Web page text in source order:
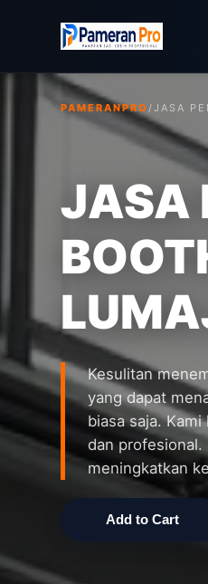
PAMERANPRO/JASA
JASA
Kesulitan
yang dapat
biasa saja.
dan profesional.
meningkatkan
Add to Cart